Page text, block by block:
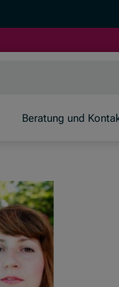
Beratung und